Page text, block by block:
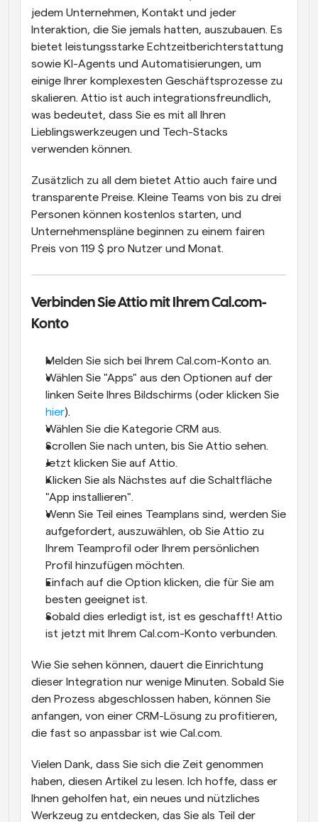
jedem Unternehmen, Kontakt und jeder
Interaktion, die Sie jemals hatten, auszubauen. Es
bietet leistungsstarke Echtzeitberichterstattung
sowie KI-Agents und Automatisierungen, um
einige Ihrer komplexesten Geschäftsprozesse zu
skalieren. Attio ist auch integrationsfreundlich,
was bedeutet, dass Sie es mit all Ihren
Lieblingswerkzeugen und Tech-Stacks
verwenden können.
Zusätzlich zu all dem bietet Attio auch faire und
transparente Preise. Kleine Teams von bis zu drei
Personen können kostenlos starten, und
Unternehmenspläne beginnen zu einem fairen
Preis von 119 $ pro Nutzer und Monat.
Verbinden Sie Attio mit Ihrem Cal.com-
Konto
Melden Sie sich bei Ihrem Cal.com-Konto an.
Wählen Sie "Apps" aus den Optionen auf der
hier).
Wählen Sie die Kategorie CRM aus.
Scrollen Sie nach unten, bis Sie Attio sehen.
Jetzt klicken Sie auf Attio.
Klicken Sie als Nächstes auf die Schaltfläche
"App installieren".
Wenn Sie Teil eines Teamplans sind, werden Sie
aufgefordert, auszuwählen, ob Sie Attio zu
Ihrem Teamprofil oder Ihrem persönlichen
Profil hinzufügen möchten.
Einfach auf die Option klicken, die für Sie am
besten geeignet ist.
Sobald dies erledigt ist, ist es geschafft! Attio
ist jetzt mit Ihrem Cal.com-Konto verbunden.
Wie Sie sehen können, dauert die Einrichtung
dieser Integration nur wenige Minuten. Sobald Sie
den Prozess abgeschlossen haben, können Sie
anfangen, von einer CRM-Lösung zu profitieren,
die fast so anpassbar ist wie Cal.com.
Vielen Dank, dass Sie sich die Zeit genommen
haben, diesen Artikel zu lesen. Ich hoffe, dass er
Ihnen geholfen hat, ein neues und nützliches
Werkzeug zu entdecken, das Sie als Teil der